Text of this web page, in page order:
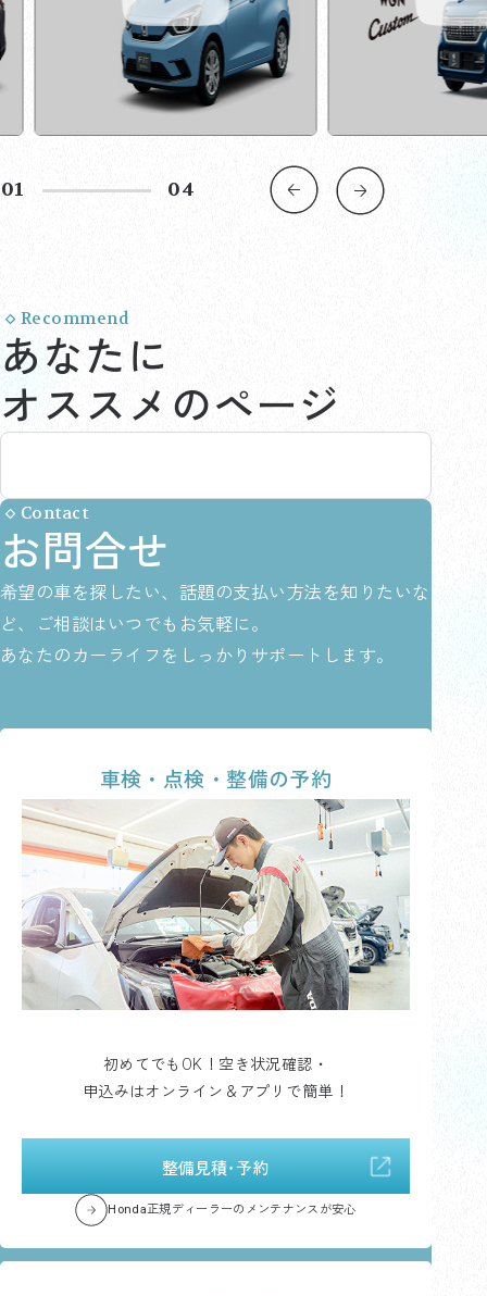
02 04
Recommend
あなたに
オススメのページ
Contact
お問合せ
希望の車を探したい、話題の支払い方法を知りたいな
ど、ご相談はいつでもお気軽に。
あなたのカーライフをしっかりサポートします。
車検・点検・整備の予約
初めてでもOK！空き状況確認・
申込みはオンライン＆アプリで簡単！
整備見積･予約
Honda正規ディーラーのメンテナンスが安心